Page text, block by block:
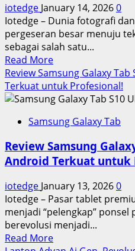
dengan
Performa
Spek
Dewa!
iotedge January 14, 20260
Iotedge – Dunia fotografi
pergeseran besar menuju
sebagai salah satu...
Read MoreRead
more
about
Menguji
Canon
R10,
Kamera
APS-
C
Tercepat
di
Kelasnya
Review Samsung Galaxy
Terkuat untuk Profesional!
Samsung Galaxy Tab
Review Samsung
Android Terkuat untuk
iotedge January 13, 20260
Iotedge – Pasar tablet
menjadi “pelengkap”
berevolusi menjadi...
Read MoreRead